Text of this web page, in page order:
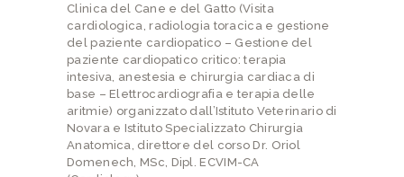
Clinica del Cane e del Gatto (Visita
cardiologica, radiologia toracica e gestione
del paziente cardiopatico – Gestione del
paziente cardiopatico critico: terapia
intesiva, anestesia e chirurgia cardiaca di
base – Elettrocardiografia e terapia delle
aritmie) organizzato dall’Istituto Veterinario di
Novara e Istituto Specializzato Chirurgia
Anatomica, direttore del corso Dr. Oriol
Domenech, MSc, Dipl. ECVIM-CA